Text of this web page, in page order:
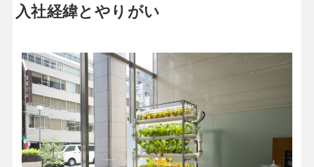
入社経緯とやりがい